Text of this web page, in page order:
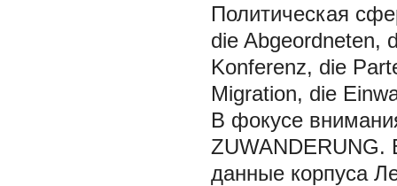
Политическая
die Abgeordneten,
Konferenz, die
Migration, die
В фокусе
ZUWANDERUNG.
данные корпуса